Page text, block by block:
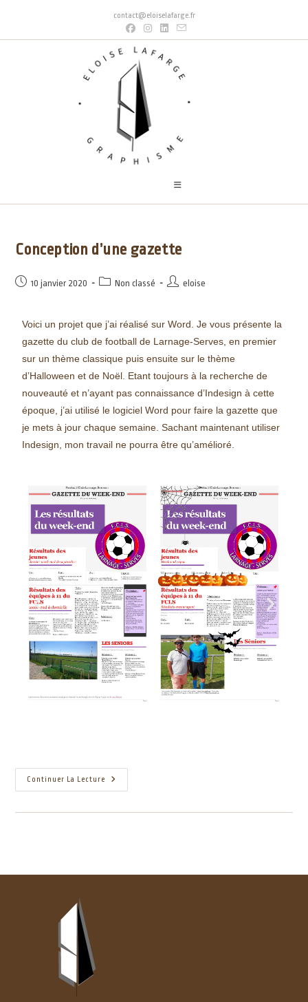
contact@eloiselafarge.fr
Conception d’une gazette
10 janvier 2020 Non classé eloise
Voici un projet que j’ai réalisé sur Word. Je vous présente la
gazette du club de football de Larnage-Serves, en premier
sur un thème classique puis ensuite sur le thème
d’Halloween et de Noël. Etant toujours à la recherche de
nouveauté et n’ayant pas connaissance d’Indesign à cette
époque, j’ai utilisé le logiciel Word pour faire la gazette que
je mets à jour chaque semaine. Sachant maintenant utiliser
Indesign, mon travail ne pourra être qu’amélioré.
Continuer La Lecture